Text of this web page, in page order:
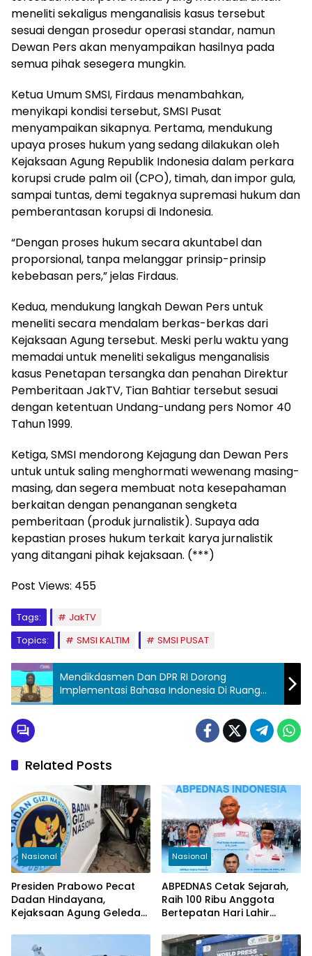
meneliti sekaligus menganalisis kasus tersebut
sesuai dengan prosedur operasi standar, namun
Dewan Pers akan menyampaikan hasilnya pada
semua pihak sesegera mungkin.
Ketua Umum SMSI, Firdaus menambahkan,
menyikapi kondisi tersebut, SMSI Pusat
menyampaikan sikapnya. Pertama, mendukung
upaya proses hukum yang sedang dilakukan oleh
Kejaksaan Agung Republik Indonesia dalam perkara
korupsi crude palm oil (CPO), timah, dan impor gula,
sampai tuntas, demi tegaknya supremasi hukum dan
pemberantasan korupsi di Indonesia.
“Dengan proses hukum secara akuntabel dan
proporsional, tanpa melanggar prinsip-prinsip
kebebasan pers,” jelas Firdaus.
Kedua, mendukung langkah Dewan Pers untuk
meneliti secara mendalam berkas-berkas dari
Kejaksaan Agung tersebut. Meski perlu waktu yang
memadai untuk meneliti sekaligus menganalisis
kasus Penetapan tersangka dan penahan Direktur
Pemberitaan JakTV, Tian Bahtiar tersebut sesuai
dengan ketentuan Undang-undang pers Nomor 40
Tahun 1999.
Ketiga, SMSI mendorong Kejagung dan Dewan Pers
untuk untuk saling menghormati wewenang masing-
masing, dan segera membuat nota kesepahaman
berkaitan dengan penanganan sengketa
pemberitaan (produk jurnalistik). Supaya ada
kepastian proses hukum terkait karya jurnalistik
yang ditangani pihak kejaksaan. (***)
Post Views: 455
Tags:
JakTV
Topics:
SMSI KALTIM SMSI PUSAT
Mendikdasmen Dan DPR RI Dorong
Implementasi Bahasa Indonesia Di Ruang
Publik
Related Posts
Nasional
Presiden Prabowo Pecat
Dadan Hindayana,
Kejaksaan Agung Geledah
Nasional
ABPEDNAS Cetak Sejarah,
Raih 100 Ribu Anggota
Bertepatan Hari Lahir